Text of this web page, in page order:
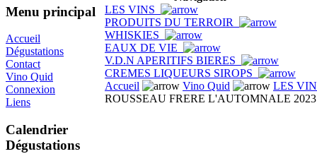
Menu principal
Accueil
Dégustations
Contact
Vino Quid
Connexion
Liens
Calendrier
Dégustations
LES VINS
PRODUITS DU TERROIR
WHISKIES
EAUX DE VIE
V.D.N APERITIFS BIERES
CREMES LIQUEURS SIROPS
Accueil
Vino Quid
LES
ROUSSEAU FRERE L'AUTOMNALE 2023